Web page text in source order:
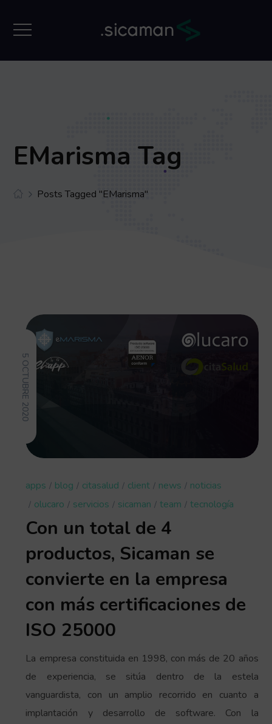
EMarisma Tag
Posts Tagged "eMarisma"
5 OCTUBRE 2020
apps blog citasalud client news
noticias
olucaro
servicios sicaman team tecnología
Con un total de 4
productos, Sicaman se
convierte en la empresa
con más certificaciones de
ISO 25000
La empresa constituida en 1998, con más de 20 años
de experiencia, se sitúa dentro de la estela
vanguardista, con un amplio recorrido en cuanto a
implantación y desarrollo de software. Con la